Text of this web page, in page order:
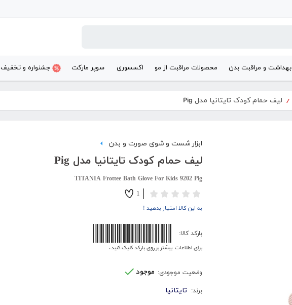
بهداشت و مراقبت بدن محصولات مراقبت از مو اکسسوری سوپر مارکت جشنواره و تخفیف
/ لیف حمام کودک تایتانیا مدل Pig
ابزار شست و شوی صورت و بدن
لیف حمام کودک تایتانیا مدل Pig
TITANIA Frottee Bath Glove For Kids 9202 Pig
1
به این کالا امتیاز بدهید !
بارکد کالا:
برای اطلاعات بیشتر بر روی بارکد کلیک کنید.
وضعیت موجودی: موجود
برند: تایتانیا